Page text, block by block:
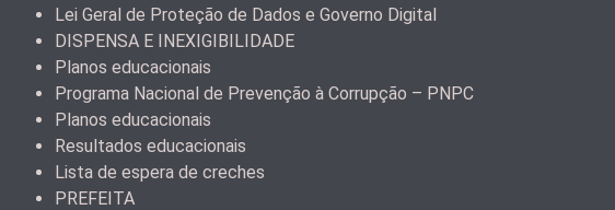
Lei Geral de Proteção de Dados e Governo Digital
DISPENSA E INEXIGIBILIDADE
Planos educacionais
Programa Nacional de Prevenção à Corrupção – PNPC
Planos educacionais
Resultados educacionais
Lista de espera de creches
PREFEITA